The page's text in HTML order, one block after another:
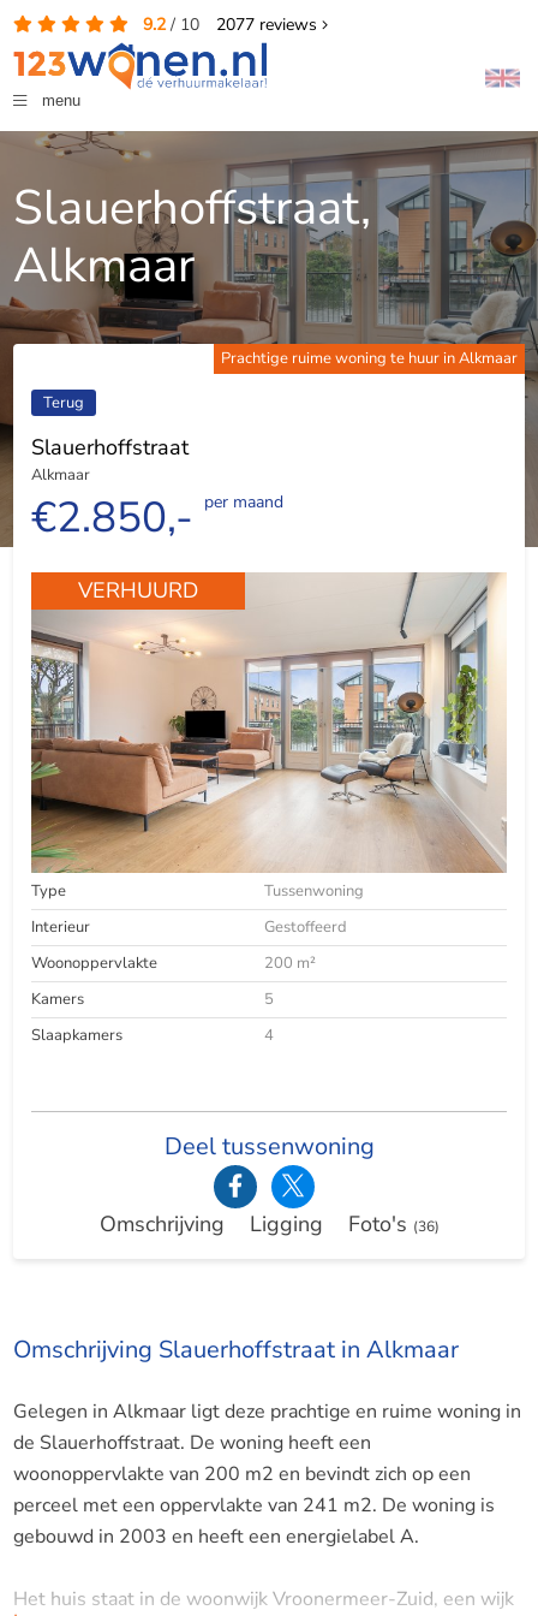
9.2/ 10 2077reviews
menu
Slauerhoffstraat,
Alkmaar
Prachtige ruime woning te huur in Alkmaar
Terug
Slauerhoffstraat
Alkmaar
€2.850,- per maand
VERHUURD
Type
Tussenwoning
Interieur
Gestoffeerd
Woonoppervlakte
200 m²
Kamers
5
Slaapkamers
4
Deel tussenwoning
Omschrijving Ligging Foto's (36)
Omschrijving Slauerhoffstraat in Alkmaar
Gelegen in Alkmaar ligt deze prachtige en ruime woning in
de Slauerhoffstraat. De woning heeft een
woonoppervlakte van 200 m2 en bevindt zich op een
perceel met een oppervlakte van 241 m2. De woning is
gebouwd in 2003 en heeft een energielabel A.
Het huis staat in de woonwijk Vroonermeer-Zuid, een wijk